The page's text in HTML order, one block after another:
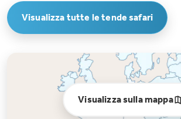
Visualizza tutte le tende safari
Visualizza sulla mappa